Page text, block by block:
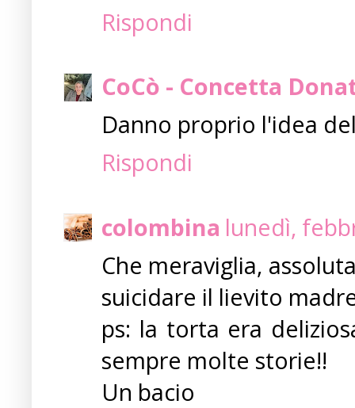
Rispondi
CoCò - Concetta
Danno proprio l'idea
Rispondi
colombina lunedì,
Che meraviglia,
suicidare il lievito
ps: la torta era
sempre molte storie!!
Un bacio